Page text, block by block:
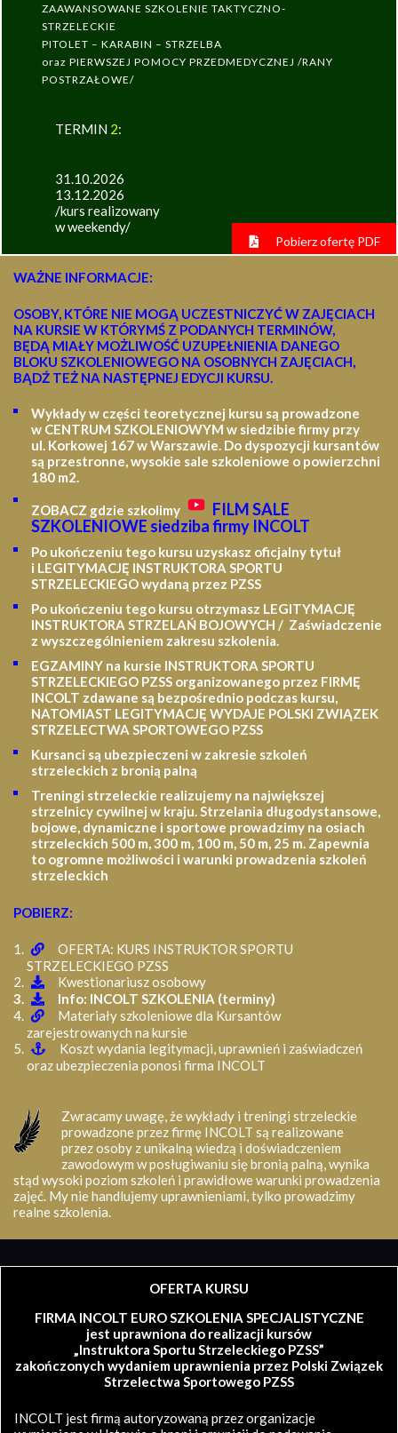
ZAAWANSOWANE SZKOLENIE TAKTYCZNO-
STRZELECKIE
PITOLET – KARABIN – STRZELBA
oraz PIERWSZEJ POMOCY PRZEDMEDYCZNEJ /RANY
POSTRZAŁOWE/
TERMIN 2:
31.10.2026
13.12.2026
/kurs realizowany
w weekendy/
Pobierz ofertę PDF
WAŻNE INFORMACJE:
OSOBY, KTÓRE NIE MOGĄ UCZESTNICZYĆ W ZAJĘCIACH
NA KURSIE W KTÓRYMŚ Z PODANYCH TERMINÓW,
BĘDĄ MIAŁY MOŻLIWOŚĆ UZUPEŁNIENIA DANEGO
BLOKU SZKOLENIOWEGO NA OSOBNYCH ZAJĘCIACH,
BĄDŹ TEŻ NA NASTĘPNEJ EDYCJI KURSU.
Wykłady w części teoretycznej kursu są prowadzone
w CENTRUM SZKOLENIOWYM w siedzibie firmy przy
ul. Korkowej 167 w Warszawie. Do dyspozycji kursantów
są przestronne, wysokie sale szkoleniowe o powierzchni
180 m2.
ZOBACZ gdzie szkolimy
FILM SALE
SZKOLENIOWE siedziba firmy INCOLT
Po ukończeniu tego kursu uzyskasz oficjalny tytuł
i LEGITYMACJĘ INSTRUKTORA SPORTU
STRZELECKIEGO wydaną przez PZSS
Po ukończeniu tego kursu otrzymasz LEGITYMACJĘ
INSTRUKTORA STRZELAŃ BOJOWYCH / Zaświadczenie
z wyszczególnieniem zakresu szkolenia.
EGZAMINY na kursie INSTRUKTORA SPORTU
STRZELECKIEGO PZSS organizowanego przez FIRMĘ
INCOLT zdawane są bezpośrednio podczas kursu,
NATOMIAST LEGITYMACJĘ WYDAJE POLSKI ZWIĄZEK
STRZELECTWA SPORTOWEGO PZSS
Kursanci są ubezpieczeni w zakresie szkoleń
strzeleckich z bronią palną
Treningi strzeleckie realizujemy na największej
strzelnicy cywilnej w kraju. Strzelania długodystansowe,
bojowe, dynamiczne i sportowe prowadzimy na osiach
strzeleckich 500 m, 300 m, 100 m, 50 m, 25 m. Zapewnia
to ogromne możliwości i warunki prowadzenia szkoleń
strzeleckich
POBIERZ:
OFERTA: KURS INSTRUKTOR SPORTU
STRZELECKIEGO PZSS
Kwestionariusz osobowy
Info: INCOLT SZKOLENIA (terminy)
Materiały szkoleniowe dla Kursantów
zarejestrowanych na kursie
Koszt wydania legitymacji, uprawnień i zaświadczeń
oraz ubezpieczenia ponosi firma INCOLT
Zwracamy uwagę, że wykłady i treningi strzeleckie
prowadzone przez firmę INCOLT są realizowane
przez osoby z unikalną wiedzą i doświadczeniem
zawodowym w posługiwaniu się bronią palną, wynika
stąd wysoki poziom szkoleń i prawidłowe warunki prowadzenia
zajęć. My nie handlujemy uprawnieniami, tylko prowadzimy
realne szkolenia.
OFERTA KURSU
FIRMA INCOLT EURO SZKOLENIA SPECJALISTYCZNE
jest uprawniona do realizacji kursów
„Instruktora Sportu Strzeleckiego PZSS”
zakończonych wydaniem uprawnienia przez Polski Związek
Strzelectwa Sportowego PZSS
INCOLT jest firmą autoryzowaną przez organizacje